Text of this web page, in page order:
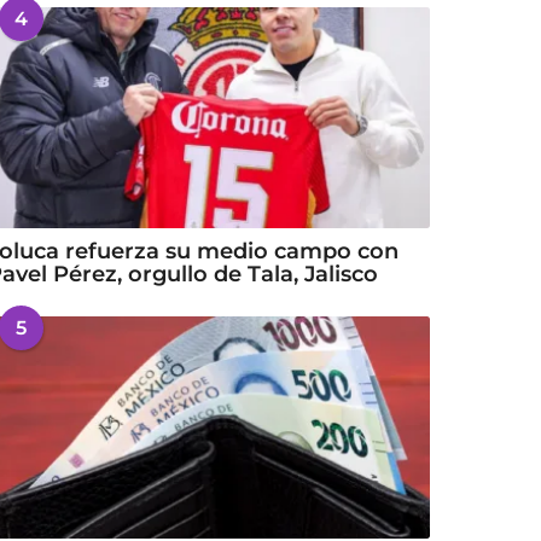
4
refuerza su medio campo con
Pérez, orgullo de Tala, Jalisco
5